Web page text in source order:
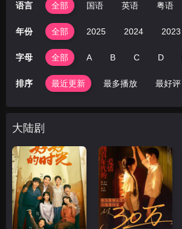
语言 全部 国语 英语 粤语
年份 全部 2025 2024 2023
字母 全部 A B C D
排序 最近更新 最多播放 最好评
大陆剧